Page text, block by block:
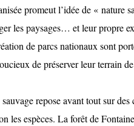
promeut l’idée de « nature
les paysages… et leur propre
de parcs nationaux sont
de préserver leur terrain
repose avant tout sur des
les espèces. La forêt de